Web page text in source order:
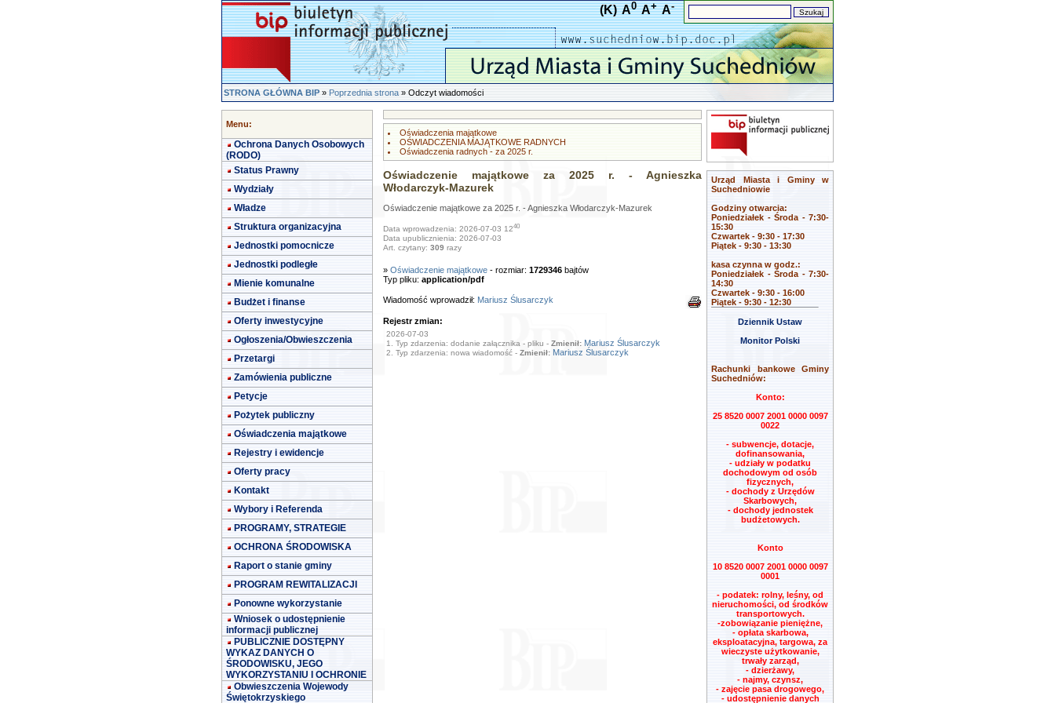
(K) A0 A+ A-
STRONA GŁÓWNA BIP»Poprzednia strona» Odczyt wiadomości
Menu:
Ochrona Danych Osobowych
(RODO)
Status Prawny
Wydziały
Władze
Struktura organizacyjna
Jednostki pomocnicze
Jednostki podległe
Mienie komunalne
Budżet i finanse
Oferty inwestycyjne
Ogłoszenia/Obwieszczenia
Przetargi
Zamówienia publiczne
Petycje
Pożytek publiczny
Oświadczenia majątkowe
Rejestry i ewidencje
Oferty pracy
Kontakt
Wybory i Referenda
PROGRAMY, STRATEGIE
OCHRONA ŚRODOWISKA
Raport o stanie gminy
PROGRAM REWITALIZACJI
Ponowne wykorzystanie
Wniosek o udostępnienie
informacji publicznej
PUBLICZNIE DOSTĘPNY
WYKAZ DANYCH O
ŚRODOWISKU, JEGO
WYKORZYSTANIU I OCHRONIE
Obwieszczenia Wojewody
Świętokrzyskiego
Oświadczenia majątkowe
OŚWIADCZENIA MAJĄTKOWE RADNYCH
Oświadczenia radnych - za 2025 r.
Oświadczenie majątkowe za 2025 r. - Agnieszka
Włodarczyk-Mazurek
Oświadczenie majątkowe za 2025 r. - Agnieszka Włodarczyk-Mazurek
Data wprowadzenia: 2026-07-03 1240
Data upublicznienia: 2026-07-03
Art. czytany: 309 razy
» Oświadczenie majątkowe - rozmiar: 1729346bajtów
Typ pliku: application/pdf
Wiadomość wprowadził: Mariusz Ślusarczyk
Rejestr zmian:
2026-07-03
1. Typ zdarzenia: dodanie załącznika - pliku - Zmienił: Mariusz Ślusarczyk
2. Typ zdarzenia: nowa wiadomość - Zmienił: Mariusz Ślusarczyk
Urząd Miasta i Gminy w
Suchedniowie
Godziny otwarcia:
Poniedziałek - Środa - 7:30-
15:30
Czwartek - 9:30 - 17:30
Piątek - 9:30 - 13:30
kasa czynna w godz.:
Poniedziałek - Środa - 7:30-
14:30
Czwartek - 9:30 - 16:00
Piątek - 9:30 - 12:30
Dziennik Ustaw
Monitor Polski
Rachunki bankowe Gminy
Suchedniów:
Konto:
25 8520 0007 2001 0000 0097
0022
- subwencje, dotacje,
dofinansowania,
- udziały w podatku
dochodowym od osób
fizycznych,
- dochody z Urzędów
Skarbowych,
- dochody jednostek
budżetowych.
Konto
10 8520 0007 2001 0000 0097
0001
- podatek: rolny, leśny, od
nieruchomości, od środków
transportowych.
-zobowiązanie pieniężne,
- opłata skarbowa,
eksploatacyjna, targowa, za
wieczyste użytkowanie,
trwały zarząd,
- dzierżawy,
- najmy, czynsz,
- zajęcie pasa drogowego,
- udostępnienie danych